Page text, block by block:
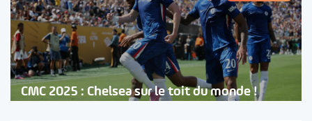
CMC 2025 : Chelsea sur le toit du monde !